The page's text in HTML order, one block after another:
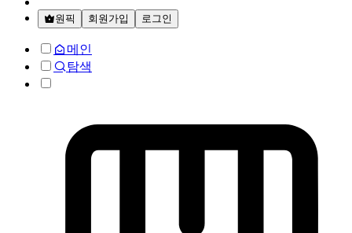
원픽 회원가입 로그인
메인
탐색